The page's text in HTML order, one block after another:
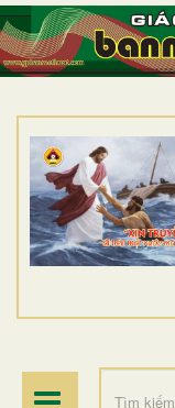
TRANG NHẤT
GIỚI THIỆU
DÒNG TU
BAN MỤC VỤ
ĐOÀN THỂ CG
ĐIỂM HÀNH